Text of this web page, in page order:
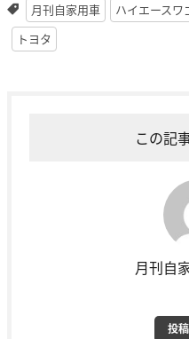
月刊自家用車
ハイエースワ
トヨタ
この記
月刊自
投